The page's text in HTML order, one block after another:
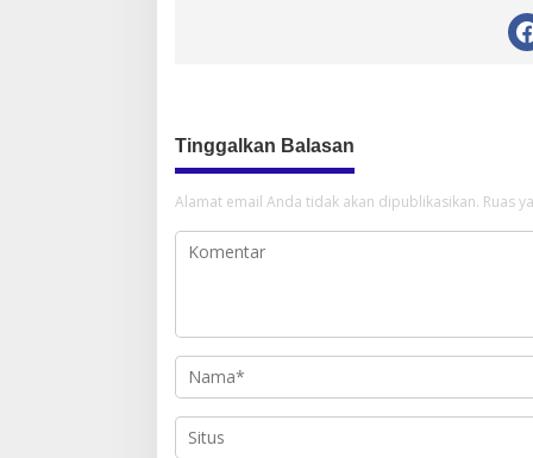
Tinggalkan Balasan
Alamat email Anda tidak akan dipublikasikan. Ruas